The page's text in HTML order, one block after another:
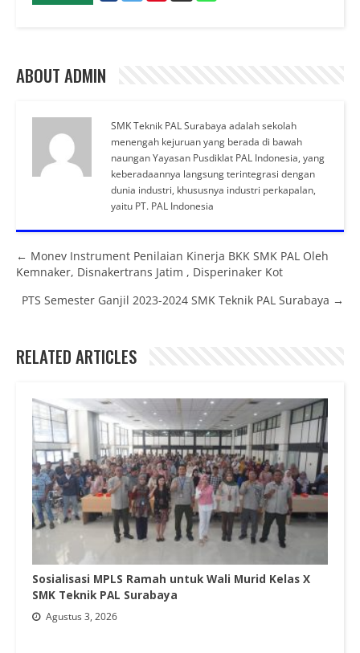
ABOUT ADMIN
SMK Teknik PAL Surabaya adalah sekolah
menengah kejuruan yang berada di bawah
naungan Yayasan Pusdiklat PAL Indonesia, yang
keberadaannya langsung terintegrasi dengan
dunia industri, khususnya industri perkapalan,
yaitu PT. PAL Indonesia
Posts navigation
← Monev Instrument Penilaian Kinerja BKK SMK PAL Oleh
Kemnaker, Disnakertrans Jatim , Disperinaker Kot
PTS Semester Ganjil 2023-2024 SMK Teknik PAL Surabaya →
RELATED ARTICLES
Sosialisasi MPLS Ramah untuk Wali Murid Kelas X
SMK Teknik PAL Surabaya
Agustus 3, 2026